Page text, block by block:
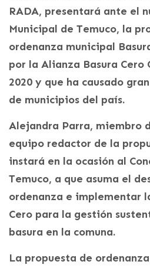
RADA, presentará ante el
Municipal de Temuco, la
ordenanza municipal
por la Alianza Basura Cero
2020 y que ha causado
de municipios del país.
Alejandra Parra, miembro
equipo redactor de la
instará en la ocasión al
Temuco, a que asuma el
ordenanza e implementar
Cero para la gestión
basura en la comuna.
La propuesta de